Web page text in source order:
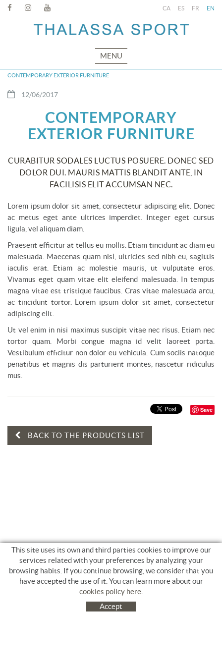
CA ES FR EN
MENU
CONTEMPORARY EXTERIOR FURNITURE
12/06/2017
CONTEMPORARY
EXTERIOR FURNITURE
CURABITUR SODALES LUCTUS POSUERE. DONEC SED
DOLOR DUI. MAURIS MATTIS BLANDIT ANTE, IN
FACILISIS ELIT ACCUMSAN NEC.
Lorem ipsum dolor sit amet, consectetur adipiscing elit. Donec
ac metus eget ante ultrices imperdiet. Integer eget cursus
ligula, vel aliquam diam.
Praesent efficitur at tellus eu mollis. Etiam tincidunt ac diam eu
malesuada. Maecenas quam nisl, ultricies sed nibh eu, sagittis
iaculis erat. Etiam ac molestie mauris, ut vulputate eros.
Vivamus eget quam vitae elit eleifend malesuada. In tempus
magna vitae est tristique faucibus. Cras vitae malesuada arcu,
ac tincidunt tortor. Lorem ipsum dolor sit amet, consectetur
adipiscing elit.
Ut vel enim in nisi maximus suscipit vitae nec risus. Etiam nec
tortor quam. Morbi congue magna id velit laoreet porta.
Vestibulum efficitur non dolor eu vehicula. Cum sociis natoque
penatibus et magnis dis parturient montes, nascetur ridiculus
mus.
Save
BACK TO THE PRODUCTS LIST
This site uses its own and third parties cookies to improve our
services related with your preferences by analyzing your
browsing habits. If you continue browsing, we consider that you
have accepted the use of it. You can learn more about our
cookies policy here
Accept